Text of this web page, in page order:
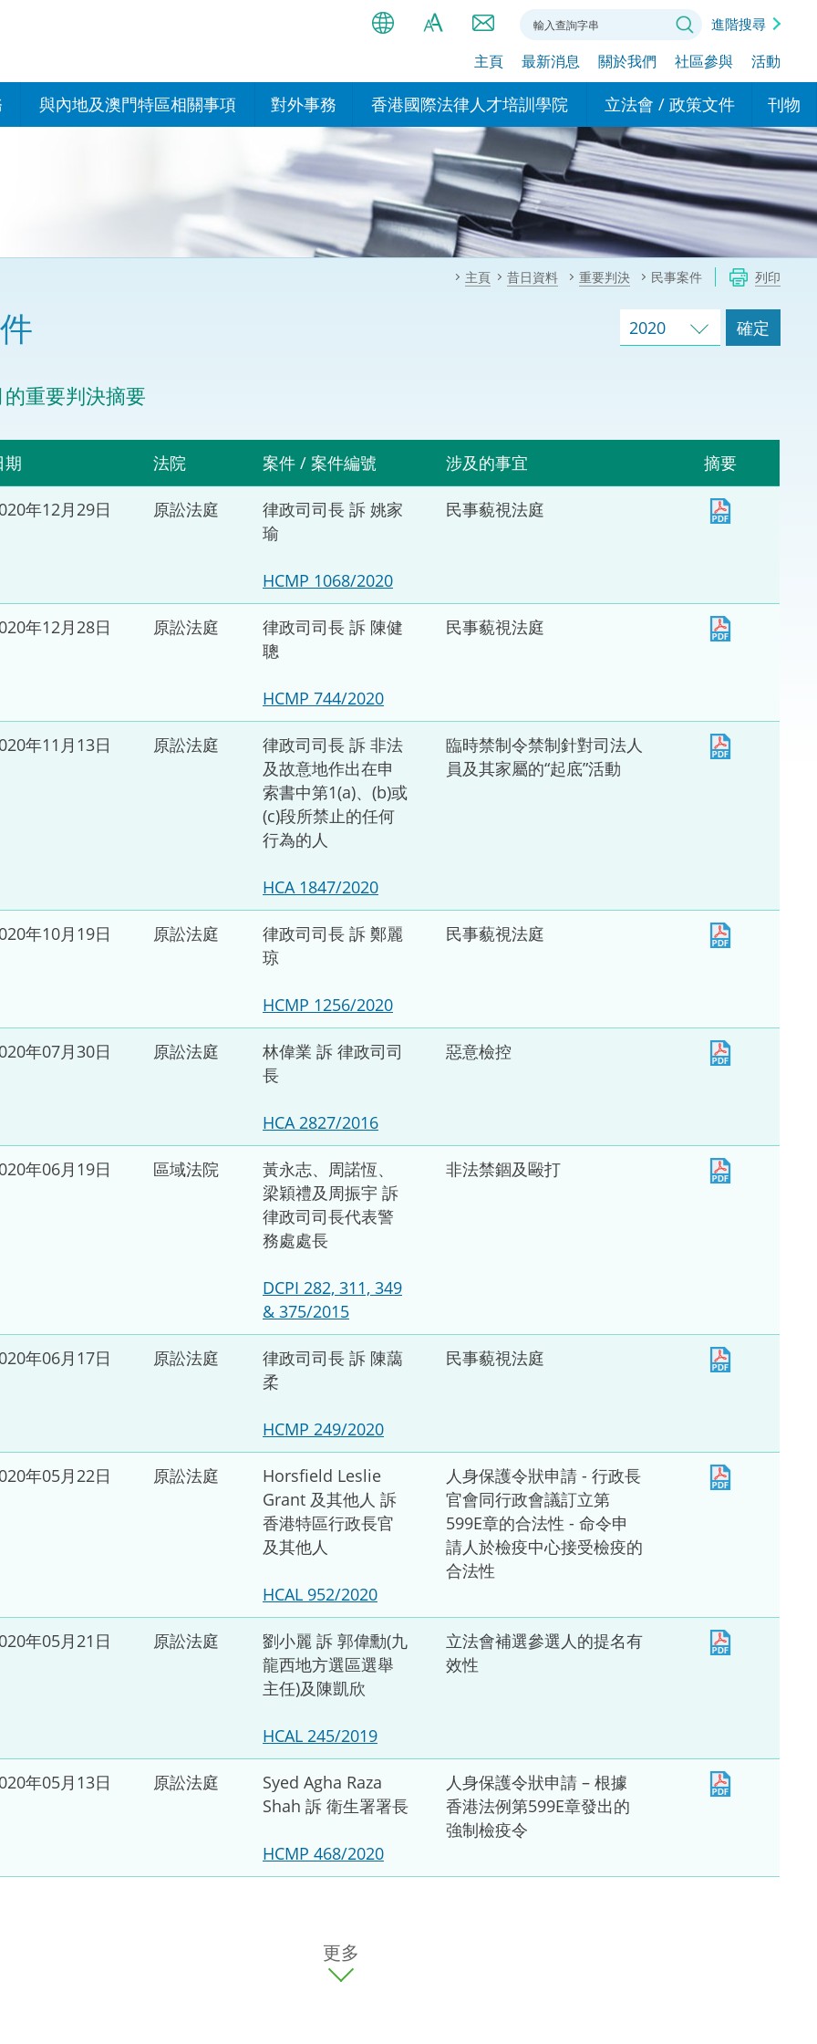
简
EN
Bahasa Indonesia (印尼語)
हिन्दी (印度語)
नेपाली (尼泊爾語)
ਪੰਜਾਬੀ (旁遮普語)
Tiếng Việt (越南語)
A
A
進階搜尋
主頁 最新消息 關於我們 社區參與 活動
技
務中心
與內地及澳門特區相關事項
香港與內地相互認可和執行民
商事案件判決的安排
關於建立更緊密經貿關係的安
對外事務
國際政府機構在香港設立辦事
處或運作
多邊協定
其他協定
香港國際法律人才培訓學院
我們的學院
我們的專家委員會
我們的辦公室
我們的培訓課程和能力建設項
立法會 / 政策文件
現行政策措施
政策文件
特別財務委員會
刊物
基本
粵港
民事
交易
法律
維護
主頁 昔日資料 重要判決 民事案件 列印
2020 確定
重要判決摘要
期 法院 案件 / 案件編號 涉及的事宜 摘要
年12月29日 原訟法庭
律政司司長 訴 姚家
瑜
HCMP 1068/2020
民事藐視法庭
年12月28日 原訟法庭
律政司司長 訴 陳健
聰
HCMP 744/2020
民事藐視法庭
年11月13日 原訟法庭
律政司司長 訴 非法
及故意地作出在申
索書中第1(a)、(b)或
(c)段所禁止的任何
行為的人
HCA 1847/2020
臨時禁制令禁制針對司法人
員及其家屬的“起底”活動
年10月19日 原訟法庭
律政司司長 訴 鄭麗
琼
HCMP 1256/2020
民事藐視法庭
年07月30日 原訟法庭
林偉業 訴 律政司司
長
HCA 2827/2016
惡意檢控
年06月19日 區域法院
黃永志、周諾恆、
梁穎禮及周振宇 訴
律政司司長代表警
務處處長
DCPI 282, 311, 349
& 375/2015
非法禁錮及毆打
年06月17日 原訟法庭
律政司司長 訴 陳藹
柔
HCMP 249/2020
民事藐視法庭
年05月22日 原訟法庭
Horsfield Leslie
Grant 及其他人 訴
香港特區行政長官
及其他人
HCAL 952/2020
人身保護令狀申請 - 行政長
官會同行政會議訂立第
599E章的合法性 - 命令申
請人於檢疫中心接受檢疫的
合法性
年05月21日 原訟法庭
劉小麗 訴 郭偉勳(九
龍西地方選區選舉
主任)及陳凱欣
HCAL 245/2019
立法會補選參選人的提名有
效性
年05月13日 原訟法庭
Syed Agha Raza
Shah 訴 衛生署署長
HCMP 468/2020
人身保護令狀申請 – 根據
香港法例第599E章發出的
強制檢疫令
更多